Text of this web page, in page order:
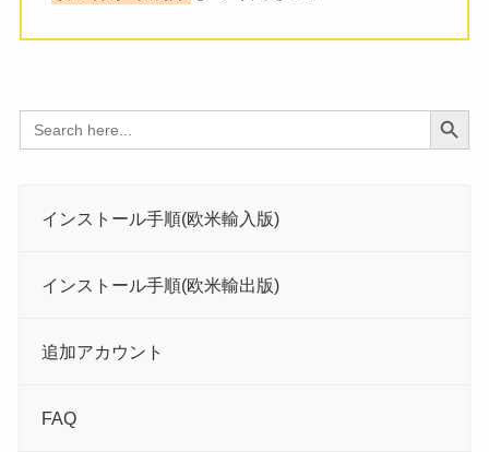
Search
for:
Search Button
インストール手順(欧米輸入版)
インストール手順(欧米輸出版)
追加アカウント
FAQ